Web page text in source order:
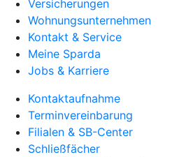
Versicherungen
Wohnungsunternehmen
Kontakt & Service
Meine Sparda
Jobs & Karriere
Kontaktaufnahme
Terminvereinbarung
Filialen & SB-Center
Schließfächer